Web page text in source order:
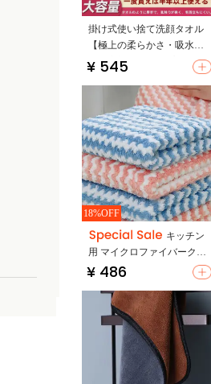
掛け式使い捨て洗顔タオル
【極上の柔らかさ・吸水
性・底部抽出タイプ】
¥ 545
18%OFF
キッチン
用 マイクロファイバークロ
ス【吸水性に優れ、洗いや
¥ 486